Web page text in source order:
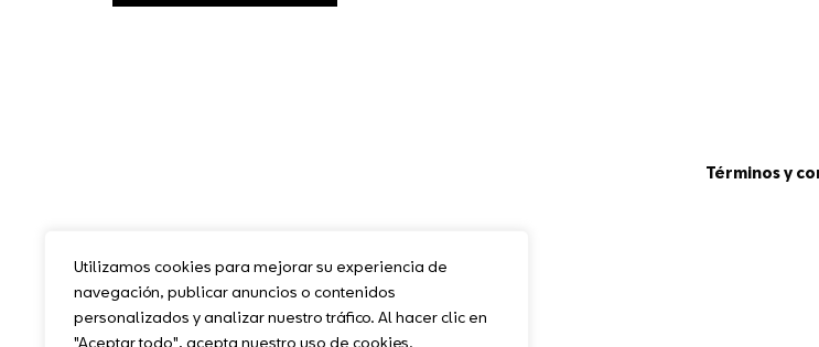
Utilizamos cookies para mejorar su experiencia de
navegación, publicar anuncios o contenidos
personalizados y analizar nuestro tráfico. Al hacer clic en
"Aceptar todo", acepta nuestro uso de cookies.
Términos y